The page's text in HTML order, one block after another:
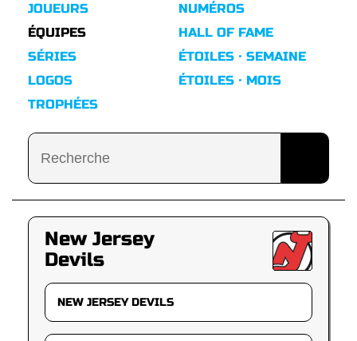
JOUEURS
ÉQUIPES
SÉRIES
LOGOS
TROPHÉES
NUMÉROS
HALL OF FAME
ÉTOILES · SEMAINE
ÉTOILES · MOIS
New Jersey
Devils